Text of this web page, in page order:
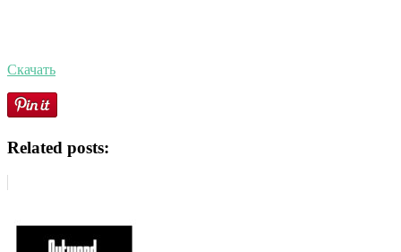
Скачать
Related posts: